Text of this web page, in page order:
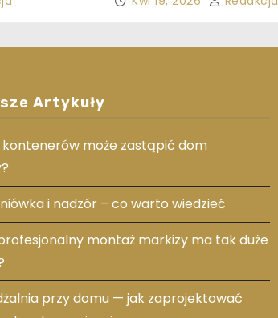
Artykuły
kontenerów może zastąpić dom
i nadzór – co warto wiedzieć
montaż markizy ma tak duże
przy domu — jak zaprojektować